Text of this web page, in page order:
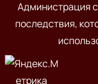
Администрация
последствия,